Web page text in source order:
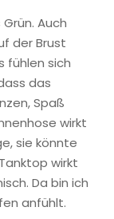
Auch
der Brust
fühlen sich
das
Spaß
wirkt
sie könnte
wirkt
Da bin ich
anfühlt.